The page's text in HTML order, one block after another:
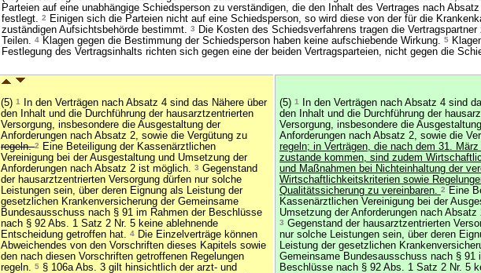
Parteien auf eine unabhängige Schiedsperson zu verständigen, die den Inhalt des Vertrages nach
festlegt. 2
Einigen sich die Parteien nicht auf eine Schiedsperson, so wird diese von der für die
zuständigen Aufsichtsbehörde bestimmt. 3
Die Kosten des Schiedsverfahrens tragen die Vertragspartner
Teilen. 4 Klagen gegen die Bestimmung der Schiedsperson haben keine aufschiebende Wirkung. 5
Festlegung des Vertragsinhalts richten sich gegen eine der beiden Vertragsparteien, nicht gegen die
(5) 1
In den Verträgen nach Absatz 4 sind das Nähere über
den Inhalt und die Durchführung der hausarztzentrierten
Versorgung, insbesondere die Ausgestaltung der
Anforderungen nach Absatz 2, sowie die Vergütung zu
regeln.2
Eine Beteiligung der Kassenärztlichen
Vereinigung bei der Ausgestaltung und Umsetzung der
Anforderungen nach Absatz 2 ist möglich. 3 Gegenstand
der hausarztzentrierten Versorgung dürfen nur solche
Leistungen sein, über deren Eignung als Leistung der
gesetzlichen Krankenversicherung der Gemeinsame
Bundesausschuss nach § 91 im Rahmen der Beschlüsse
nach § 92 Abs. 1 Satz 2 Nr. 5 keine ablehnende
Entscheidung getroffen hat. 4 Die Einzelverträge können
Abweichendes von den Vorschriften dieses Kapitels sowie
den nach diesen Vorschriften getroffenen Regelungen
regeln. 5 § 106a Abs. 3 gilt hinsichtlich der arzt- und
(5) 1
In den Verträgen nach Absatz 4 sind
den Inhalt und die Durchführung der
Versorgung, insbesondere die
Anforderungen nach Absatz 2, sowie die
regeln; in Verträgen, die nach dem 31. März
zustande kommen, sind zudem
und Maßnahmen bei Nichteinhaltung der
Wirtschaftlichkeitskriterien sowie
Qualitätssicherung zu vereinbaren. 2
Eine
Kassenärztlichen Vereinigung bei der
Umsetzung der Anforderungen nach
3 Gegenstand der hausarztzentrierten
nur solche Leistungen sein, über deren
Leistung der gesetzlichen
Gemeinsame Bundesausschuss nach § 91
Beschlüsse nach § 92 Abs. 1 Satz 2 Nr. 5